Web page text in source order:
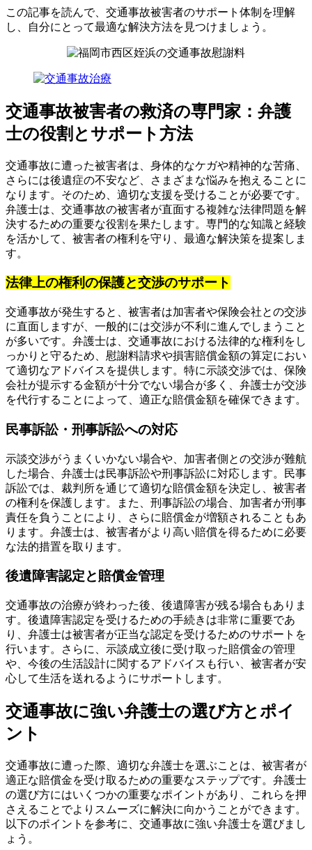
この記事を読んで、交通事故被害者のサポート体制を理解
し、自分にとって最適な解決方法を見つけましょう。
交通事故被害者の救済の専門家：弁護
士の役割とサポート方法
交通事故に遭った被害者は、身体的なケガや精神的な苦痛、
さらには後遺症の不安など、さまざまな悩みを抱えることに
なります。そのため、適切な支援を受けることが必要です。
弁護士は、交通事故の被害者が直面する複雑な法律問題を解
決するための重要な役割を果たします。専門的な知識と経験
を活かして、被害者の権利を守り、最適な解決策を提案しま
す。
法律上の権利の保護と交渉のサポート
交通事故が発生すると、被害者は加害者や保険会社との交渉
に直面しますが、一般的には交渉が不利に進んでしまうこと
が多いです。弁護士は、交通事故における法律的な権利をし
っかりと守るため、慰謝料請求や損害賠償金額の算定におい
て適切なアドバイスを提供します。特に示談交渉では、保険
会社が提示する金額が十分でない場合が多く、弁護士が交渉
を代行することによって、適正な賠償金額を確保できます。
民事訴訟・刑事訴訟への対応
示談交渉がうまくいかない場合や、加害者側との交渉が難航
した場合、弁護士は民事訴訟や刑事訴訟に対応します。民事
訴訟では、裁判所を通じて適切な賠償金額を決定し、被害者
の権利を保護します。また、刑事訴訟の場合、加害者が刑事
責任を負うことにより、さらに賠償金が増額されることもあ
ります。弁護士は、被害者がより高い賠償を得るために必要
な法的措置を取ります。
後遺障害認定と賠償金管理
交通事故の治療が終わった後、後遺障害が残る場合もありま
す。後遺障害認定を受けるための手続きは非常に重要であ
り、弁護士は被害者が正当な認定を受けるためのサポートを
行います。さらに、示談成立後に受け取った賠償金の管理
や、今後の生活設計に関するアドバイスも行い、被害者が安
心して生活を送れるようにサポートします。
交通事故に強い弁護士の選び方とポイ
ント
交通事故に遭った際、適切な弁護士を選ぶことは、被害者が
適正な賠償金を受け取るための重要なステップです。弁護士
の選び方にはいくつかの重要なポイントがあり、これらを押
さえることでよりスムーズに解決に向かうことができます。
以下のポイントを参考に、交通事故に強い弁護士を選びまし
ょう。